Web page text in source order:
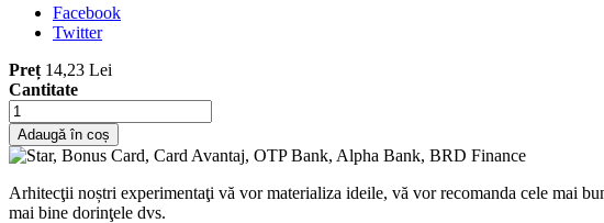
Facebook
Twitter
Preț 14,23 Lei
Cantitate
Adaugă în coș
Arhitecţii noștri experimentaţi vă vor materializa ideile, vă vor recomanda cele mai
mai bine dorinţele dvs.